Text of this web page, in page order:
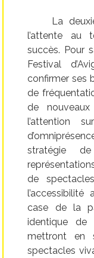
La
l’attente au
succès. Pour
Festival
confirmer ses
de
de
l’attention
stratégie
de
case de la
identique de
mettront en
spectacles